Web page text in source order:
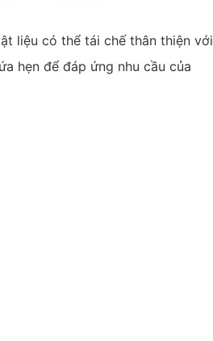
liệu có thể tái chế thân thiện với
hẹn để đáp ứng nhu cầu của